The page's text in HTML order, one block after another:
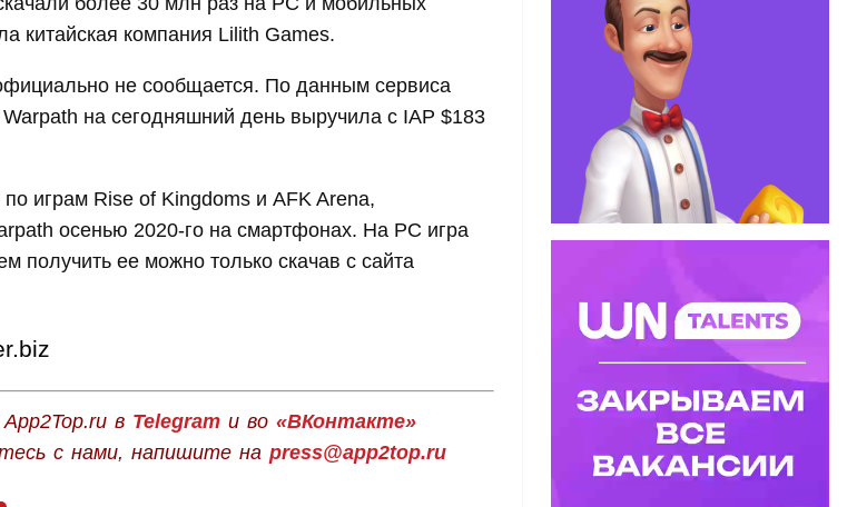
китайская компания Lilith Games.
не сообщается. По данным сервиса
на сегодняшний день выручила с IAP $183
играм Rise of Kingdoms и AFK Arena,
осенью 2020-го на смартфонах. На PC игра
получить ее можно только скачав с сайта
в Telegramи во «ВКонтакте»
с нами, напишите на press@app2top.ru